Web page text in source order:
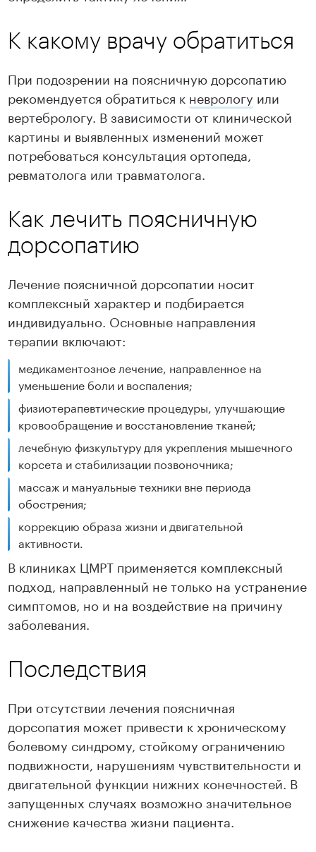
К какому врачу обратиться
При подозрении на поясничную дорсопатию
рекомендуется обратиться к неврологу или
вертебрологу. В зависимости от клинической
картины и выявленных изменений может
потребоваться консультация ортопеда,
ревматолога или травматолога.
Как лечить поясничную
дорсопатию
Лечение поясничной дорсопатии носит
комплексный характер и подбирается
индивидуально. Основные направления
терапии включают:
медикаментозное лечение, направленное на
уменьшение боли и воспаления;
физиотерапевтические процедуры, улучшающие
кровообращение и восстановление тканей;
лечебную физкультуру для укрепления мышечного
корсета и стабилизации позвоночника;
массаж и мануальные техники вне периода
обострения;
коррекцию образа жизни и двигательной
активности.
В клиниках ЦМРТ применяется комплексный
подход, направленный не только на устранение
симптомов, но и на воздействие на причину
заболевания.
Последствия
При отсутствии лечения поясничная
дорсопатия может привести к хроническому
болевому синдрому, стойкому ограничению
подвижности, нарушениям чувствительности и
двигательной функции нижних конечностей. В
запущенных случаях возможно значительное
снижение качества жизни пациента.